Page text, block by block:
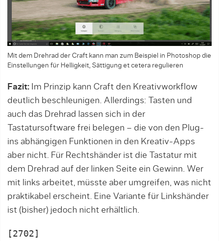
Mit dem Drehrad der Craft kann man zum Beispiel in Photoshop die
Einstellungen für Helligkeit, Sättigung et cetera regulieren
Fazit: Im Prinzip kann Craft den Kreativworkflow
deutlich beschleunigen. Allerdings: Tasten und
auch das Drehrad lassen sich in der
Tastatursoftware frei belegen – die von den Plug-
ins abhängigen Funktionen in den Kreativ-Apps
aber nicht. Für Rechtshänder ist die Tastatur mit
dem Drehrad auf der linken Seite ein Gewinn. Wer
mit links arbeitet, müsste aber umgreifen, was nicht
praktikabel erscheint. Eine Variante für Linkshänder
ist (bisher) jedoch nicht erhältlich.
[2702]